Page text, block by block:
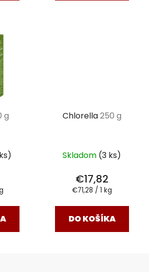
g Chlorella250 g
Skladom (3 ks)
€17,82
Jednotková
€71,28 / 1 kg
DO KOŠÍKA